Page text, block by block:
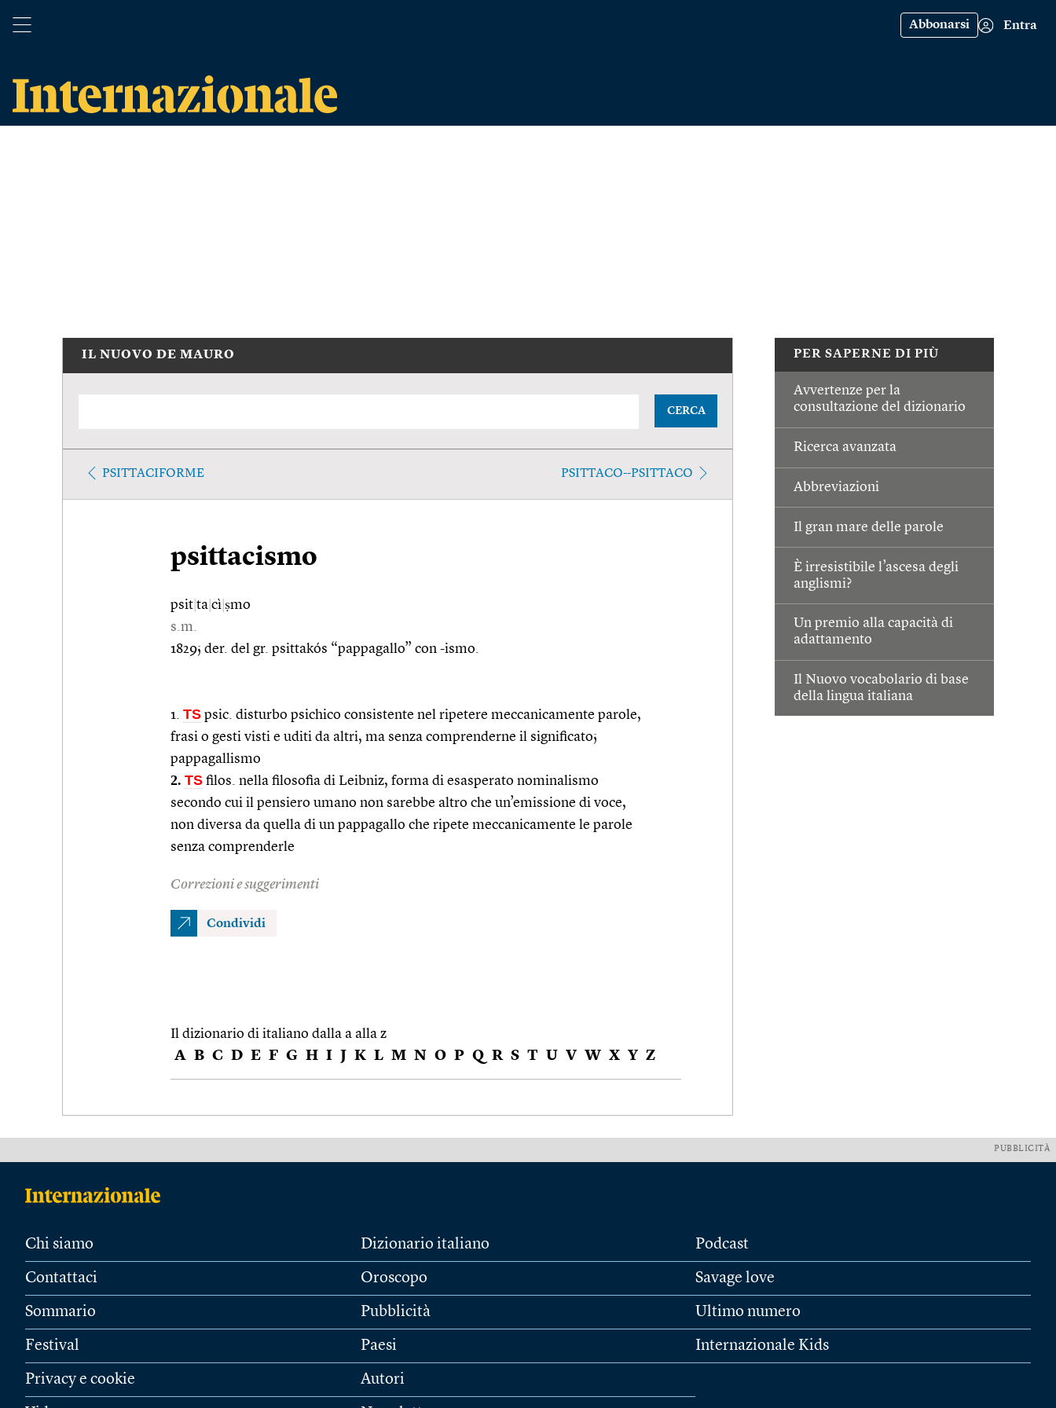
Abbonarsi Entra
PER SAPERNE DI PIÙ
Avvertenze per la
consultazione del dizionario
Ricerca avanzata
Abbreviazioni
Il gran mare delle parole
È irresistibile l’ascesa degli
anglismi?
Un premio alla capacità di
adattamento
Il Nuovo vocabolario di base
della lingua italiana
IL NUOVO DE MAURO
CERCA
PSITTACIFORME PSITTACO--PSITTACO
psittacismo
psit ta cì ṣmo
s.m.
1829; der. del gr. psittakós “pappagallo” con -ismo.
1. TS psic. disturbo psichico consistente nel ripetere meccanicamente parole,
frasi o gesti visti e uditi da altri, ma senza comprenderne il significato;
pappagallismo
2. TS filos. nella filosofia di Leibniz, forma di esasperato nominalismo
secondo cui il pensiero umano non sarebbe altro che un’emissione di voce,
non diversa da quella di un pappagallo che ripete meccanicamente le parole
senza comprenderle
Correzioni e suggerimenti
Condividi
Il dizionario di italiano dalla a alla z
A B C D E F G H I J K L M N O P Q R S T U V W X Y Z
PUBBLICITÀ
Chi siamo
Contattaci
Sommario
Festival
Privacy e cookie
Dizionario italiano
Oroscopo
Pubblicità
Paesi
Autori
Podcast
Savage love
Ultimo numero
Internazionale Kids